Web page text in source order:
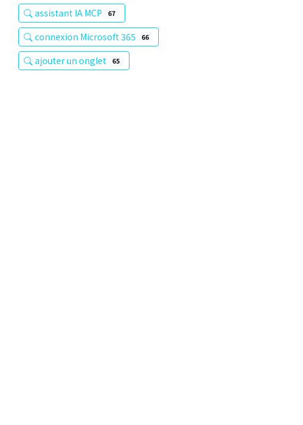
assistant IA MCP 67
connexion Microsoft 365 66
ajouter un onglet 65